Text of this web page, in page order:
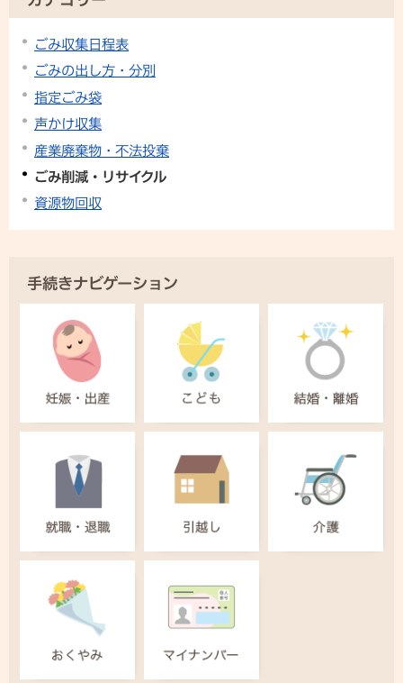
ごみ収集日程表
ごみの出し方・分別
指定ごみ袋
声かけ収集
産業廃棄物・不法投棄
ごみ削減・リサイクル
資源物回収
手続きナビゲーション